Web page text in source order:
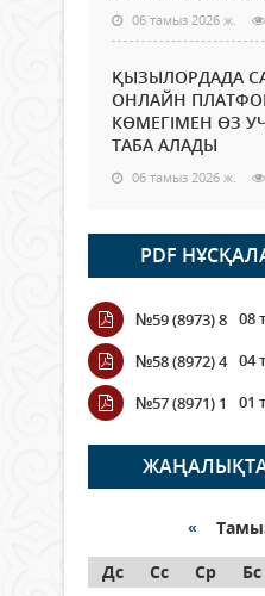
06 тамыз 2026 ж.
ҚЫЗЫЛОРДАДА
ОНЛАЙН
КӨМЕГІМЕН ӨЗ
ТАБА АЛАДЫ
06 тамыз 2026 ж.
Open Air:
полиция
мыңнан астам
қауіпсіздігін
06 тамыз 2026 ж.
Wi-Fi ҚАБЫРҒА
ӨТЕДІ?
06 тамыз 2026 ж.
граждане
05 тамыз 2026 ж.
PDF
№59 (8973) 8 08
№58 (8972) 4 04
№57 (8971) 1
01
«
Дс
Сс Ср Бс